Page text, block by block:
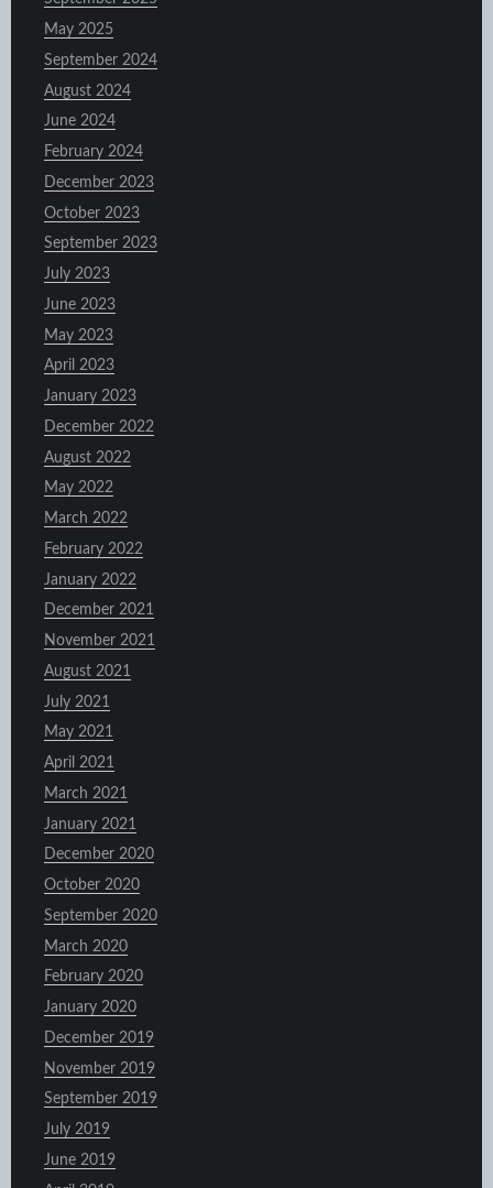
May 2025
September 2024
August 2024
June 2024
February 2024
December 2023
October 2023
September 2023
July 2023
June 2023
May 2023
April 2023
January 2023
December 2022
August 2022
May 2022
March 2022
February 2022
January 2022
December 2021
November 2021
August 2021
July 2021
May 2021
April 2021
March 2021
January 2021
December 2020
October 2020
September 2020
March 2020
February 2020
January 2020
December 2019
November 2019
September 2019
July 2019
June 2019